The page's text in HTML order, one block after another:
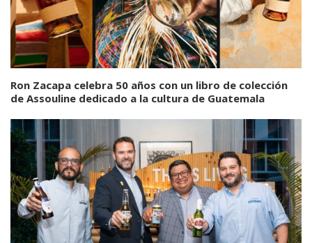
Ron Zacapa celebra 50 años con un libro de colección
de Assouline dedicado a la cultura de Guatemala